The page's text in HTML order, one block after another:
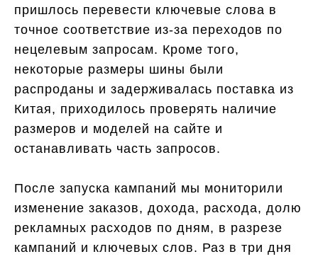
пришлось перевести ключевые слова в
точное соответствие из-за переходов по
нецелевым запросам. Кроме того,
некоторые размеры шины были
распроданы и задерживалась поставка из
Китая, приходилось проверять наличие
размеров и моделей на сайте и
останавливать часть запросов.
После запуска кампаний мы мониторили
изменение заказов, дохода, расхода, долю
рекламных расходов по дням, в разрезе
кампаний и ключевых слов. Раз в три дня